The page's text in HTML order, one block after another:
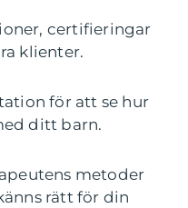
certifieringar
klienter.
för att se hur
ditt barn.
metoder
rätt för din